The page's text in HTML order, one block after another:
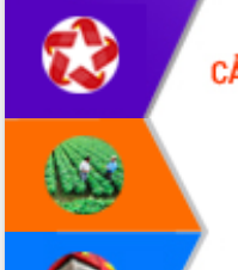
Đắk Lắk”
Tăng cường giám sát, đôn đốc thực
hiện nhiệm vụ quản lý tài sản công
hàng tuần
Tháo gỡ những vướng mắc, đẩy mạnh
công tác cải cách thủ tục hành chính
tại Trung tâm Phục vụ hành chính
công tỉnh
Đắk Lắk: Tôn vinh 46 giải pháp tại Hội
thi Sáng tạo Kỹ thuật 2024 - 2025